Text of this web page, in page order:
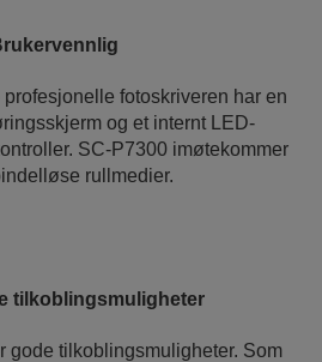
fotoskriveren har en
og et internt LED-
SC-P7300 imøtekommer
rullmedier.
tilkoblingsmuligheter
gode tilkoblingsmuligheter. Som